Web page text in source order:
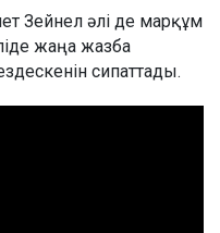
Зейнел әлі де марқұм
жаңа жазба
сипаттады.